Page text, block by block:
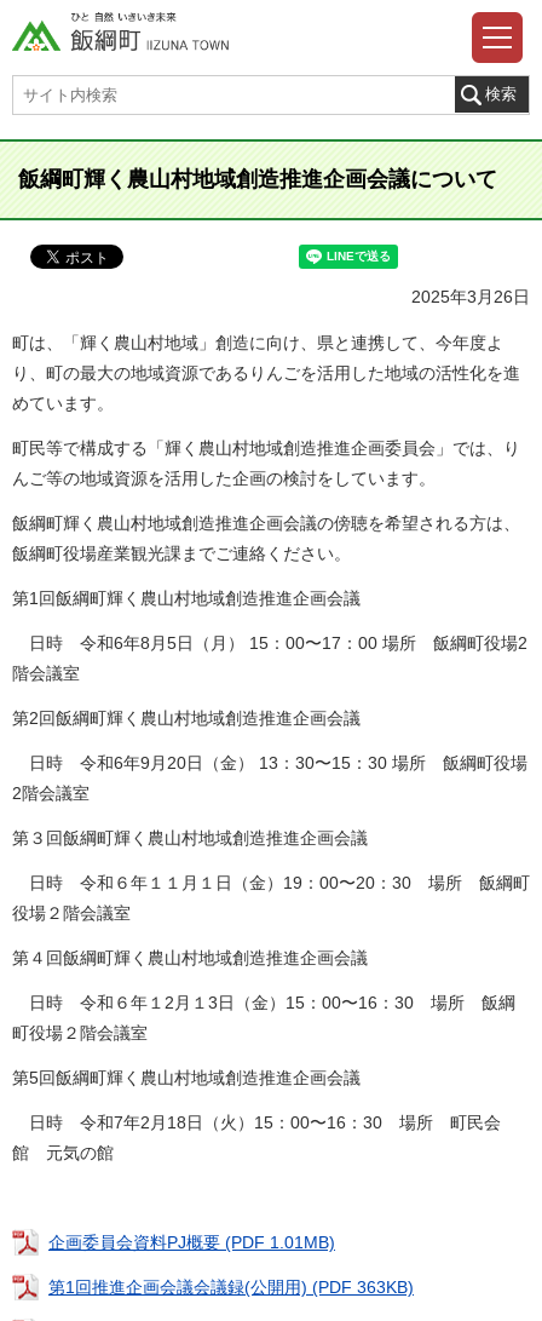
飯綱町輝く農山村地域創造推進企画会議について
2025年3月26日
町は、「輝く農山村地域」創造に向け、県と連携して、今年度よ
り、町の最大の地域資源であるりんごを活用した地域の活性化を進
めています。
町民等で構成する「輝く農山村地域創造推進企画委員会」では、り
んご等の地域資源を活用した企画の検討をしています。
飯綱町輝く農山村地域創造推進企画会議の傍聴を希望される方は、
飯綱町役場産業観光課までご連絡ください。
第1回飯綱町輝く農山村地域創造推進企画会議
日時 令和6年8月5日（月） 15：00〜17：00 場所 飯綱町役場2
階会議室
第2回飯綱町輝く農山村地域創造推進企画会議
日時 令和6年9月20日（金） 13：30〜15：30 場所 飯綱町役場
2階会議室
第３回飯綱町輝く農山村地域創造推進企画会議
日時 令和６年１１月１日（金）19：00〜20：30 場所 飯綱町
役場２階会議室
第４回飯綱町輝く農山村地域創造推進企画会議
日時 令和６年１2月１3日（金）15：00〜16：30 場所 飯綱
町役場２階会議室
第5回飯綱町輝く農山村地域創造推進企画会議
日時 令和7年2月18日（火）15：00〜16：30 場所 町民会
館 元気の館
企画委員会資料PJ概要 (PDF 1.01MB)
第1回推進企画会議会議録(公開用) (PDF 363KB)